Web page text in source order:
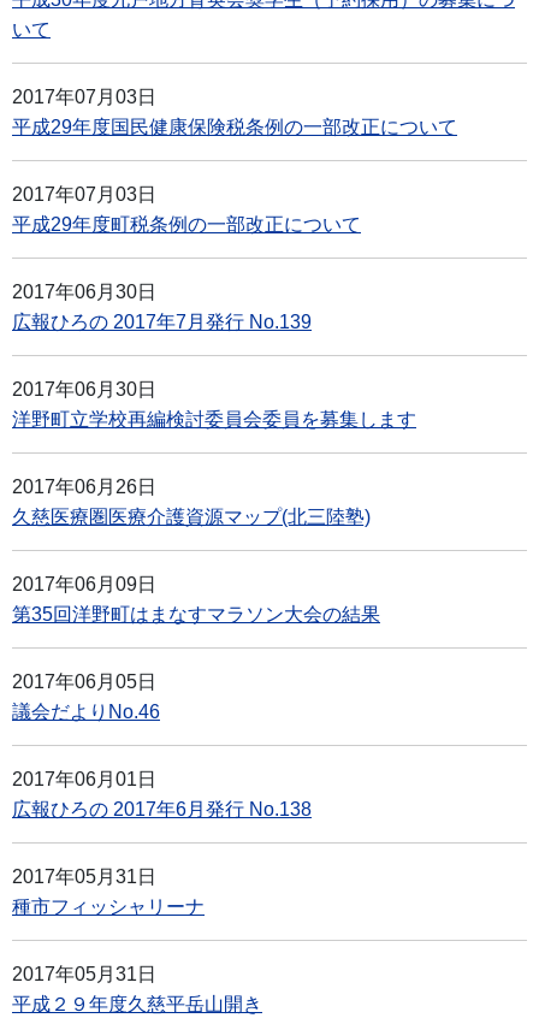
いて
2017年07月03日
平成29年度国民健康保険税条例の一部改正について
2017年07月03日
平成29年度町税条例の一部改正について
2017年06月30日
広報ひろの 2017年7月発行 No.139
2017年06月30日
洋野町立学校再編検討委員会委員を募集します
2017年06月26日
久慈医療圏医療介護資源マップ(北三陸塾)
2017年06月09日
第35回洋野町はまなすマラソン大会の結果
2017年06月05日
議会だよりNo.46
2017年06月01日
広報ひろの 2017年6月発行 No.138
2017年05月31日
種市フィッシャリーナ
2017年05月31日
平成２９年度久慈平岳山開き